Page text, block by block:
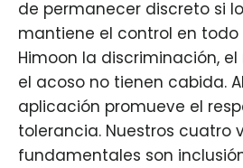
de permanecer discreto si
mantiene el control en todo
Himoon la discriminación,
el acoso no tienen cabida.
aplicación promueve el
tolerancia. Nuestros cuatro
fundamentales son